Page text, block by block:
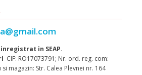
in SEAP.
CIF: RO17073791; Nr. ord. reg. com:
si magazin: Str. Calea Plevnei nr. 164